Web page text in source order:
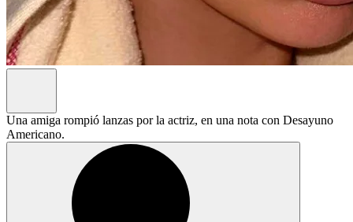
Una amiga rompió lanzas por la actriz, en una nota con Desayuno
Americano.